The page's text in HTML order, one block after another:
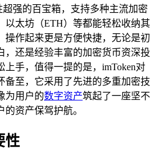
强的百宝箱，支持多种主流加密
以太坊（ETH）等都能轻松收纳其
操作起来更是方便快捷，无论是初
，还是经验丰富的加密货币资深投
上手，值得一提的是，imToken对
备至，它采用了先进的多重加密技
为用户的数字资产筑起了一座坚不
资产保驾护航。
性